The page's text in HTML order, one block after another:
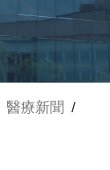
醫療新聞 /